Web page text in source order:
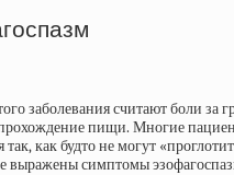
заболевания считают боли за
пищи. Многие
так, как будто не могут
выражены симптомы